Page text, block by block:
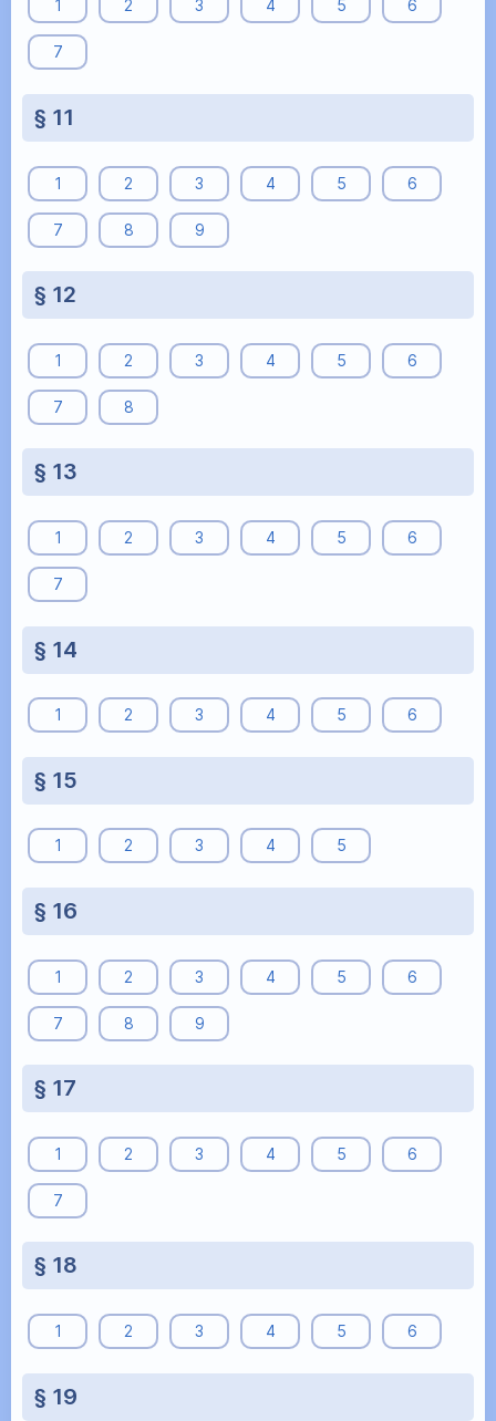
1 2 3 4 5 6
7
§ 11
1 2 3 4 5 6
7 8 9
§ 12
1 2 3 4 5 6
7 8
§ 13
1 2 3 4 5 6
7
§ 14
1 2 3 4 5 6
§ 15
1 2 3 4 5
§ 16
1 2 3 4 5 6
7 8 9
§ 17
1 2 3 4 5 6
7
§ 18
1 2 3 4 5 6
§ 19